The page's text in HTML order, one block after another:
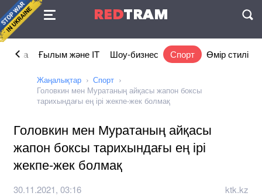
REDTRAM
Келісімі
Ғылым және IT Шоу-бизнес Спорт Өмір стилі
Жаңалықтар
Спорт
Головкин мен Муратаның айқасы жапон боксы
тарихындағы ең ірі жекпе-жек болмақ
Головкин мен Муратаның айқасы
жапон боксы тарихындағы ең ірі
жекпе-жек болмақ
30.11.2021, 03:16 ktk.kz